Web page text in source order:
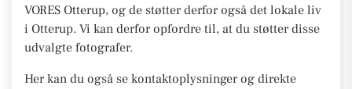
VORES Otterup, og de støtter derfor også det lokale liv
i Otterup. Vi kan derfor opfordre til, at du støtter disse
udvalgte fotografer.
Her kan du også se kontaktoplysninger og direkte